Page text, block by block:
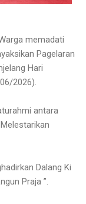
memadati
Pagelaran
Hari
2026).
antara
Dalang Ki
Praja ”.